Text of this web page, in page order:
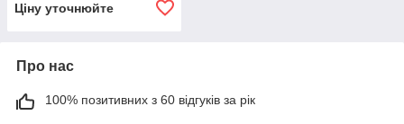
Ціну уточнюйте
Про нас
100% позитивних з 60 відгуків за рік